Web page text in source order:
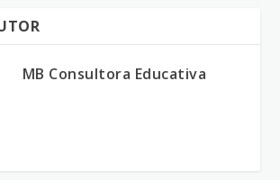
MB Consultora Educativa